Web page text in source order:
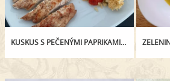
KUSKUS S PEČENÝMI PAPRIKAMI A KUŘECÍ PRSO